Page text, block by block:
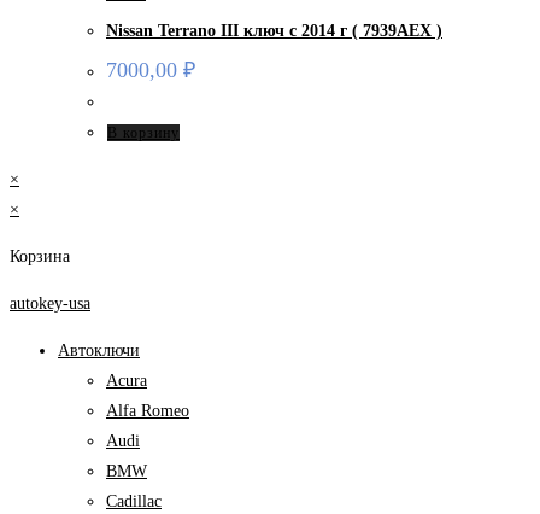
Nissan Terrano III ключ с 2014 г ( 7939AEX )
7000,00 ₽
В корзину
×
×
Корзина
autokey-usa
Автоключи
Acura
Alfa Romeo
Audi
BMW
Cadillac